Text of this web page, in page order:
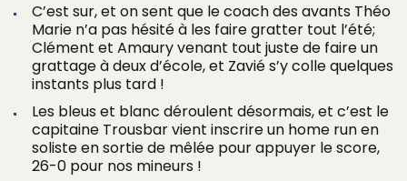
C’est sur, et on sent que le coach des avants Théo
Marie n’a pas hésité à les faire gratter tout l’été;
Clément et Amaury venant tout juste de faire un
grattage à deux d’école, et Zavié s’y colle quelques
instants plus tard !
Les bleus et blanc déroulent désormais, et c’est le
capitaine Trousbar vient inscrire un home run en
soliste en sortie de mêlée pour appuyer le score,
26-0 pour nos mineurs !